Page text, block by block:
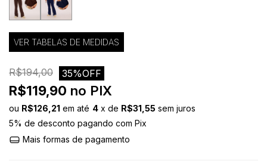
VER TABELAS DE MEDIDAS
R$194,00 35%OFF
R$119,90 no PIX
ou R$126,21 em até 4 x de R$31,55 sem juros
5% de desconto pagando com Pix
Mais formas de pagamento